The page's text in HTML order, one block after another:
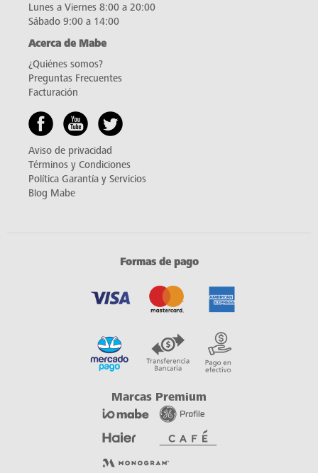
Lunes a Viernes 8:00 a 20:00
Sábado 9:00 a 14:00
Acerca de Mabe
¿Quiénes somos?
Preguntas Frecuentes
Facturación
Aviso de privacidad
Términos y Condiciones
Política Garantía y Servicios
Blog Mabe
Formas de pago